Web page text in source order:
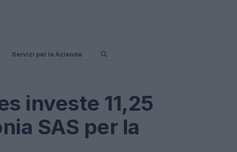
Servizi per le Aziende
investe 11,25
SAS per la